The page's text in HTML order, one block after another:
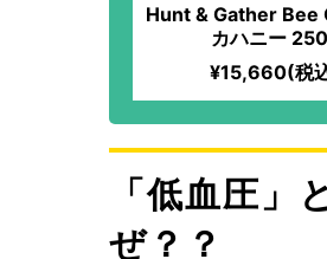
Hunt & Gather Bee
カハニー
¥15,660(税
「低血圧
ぜ？？